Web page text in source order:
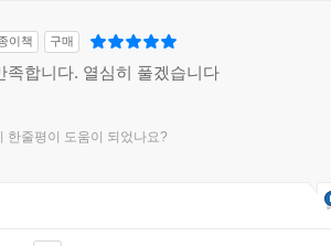
이책 구매
족합니다. 열심히 풀겠습니다
한줄평이 도움이 되었나요?